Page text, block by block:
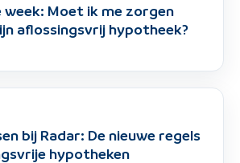
week: Moet ik me zorgen
aflossingsvrij hypotheek?
bij Radar: De nieuwe regels
hypotheken